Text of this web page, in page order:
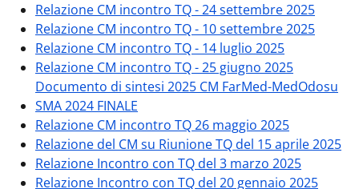
Relazione CM incontro TQ - 24 settembre 2025
Relazione CM incontro TQ - 10 settembre 2025
Relazione CM incontro TQ - 14 luglio 2025
Relazione CM incontro TQ - 25 giugno 2025
Documento di sintesi 2025 CM FarMed-MedOdosu
SMA 2024 FINALE
Relazione CM incontro TQ 26 maggio 2025
Relazione del CM su Riunione TQ del 15 aprile 2025
Relazione Incontro con TQ del 3 marzo 2025
Relazione Incontro con TQ del 20 gennaio 2025